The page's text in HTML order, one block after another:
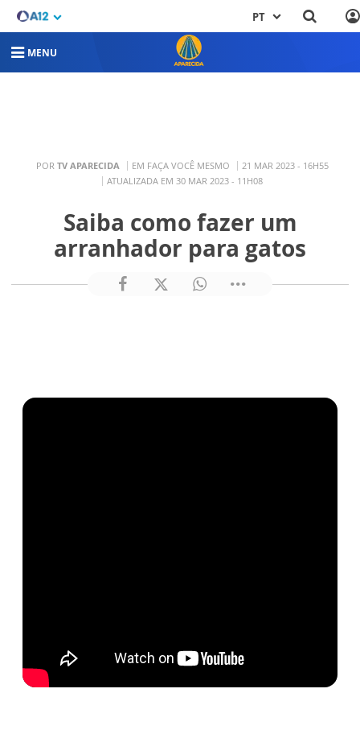
PT
MENU
POR TV APARECIDA EM FAÇA VOCÊ MESMO
21 MAR 2023 - 16H55
ATUALIZADA EM 30 MAR 2023 - 11H08
Saiba como fazer um
arranhador para gatos